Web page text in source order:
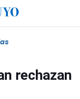
rechazan